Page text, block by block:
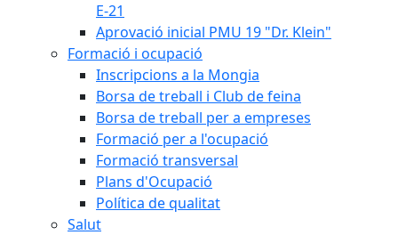
E-21
Aprovació inicial PMU 19 "Dr. Klein"
Formació i ocupació
Inscripcions a la Mongia
Borsa de treball i Club de feina
Borsa de treball per a empreses
Formació per a l'ocupació
Formació transversal
Plans d'Ocupació
Política de qualitat
Salut